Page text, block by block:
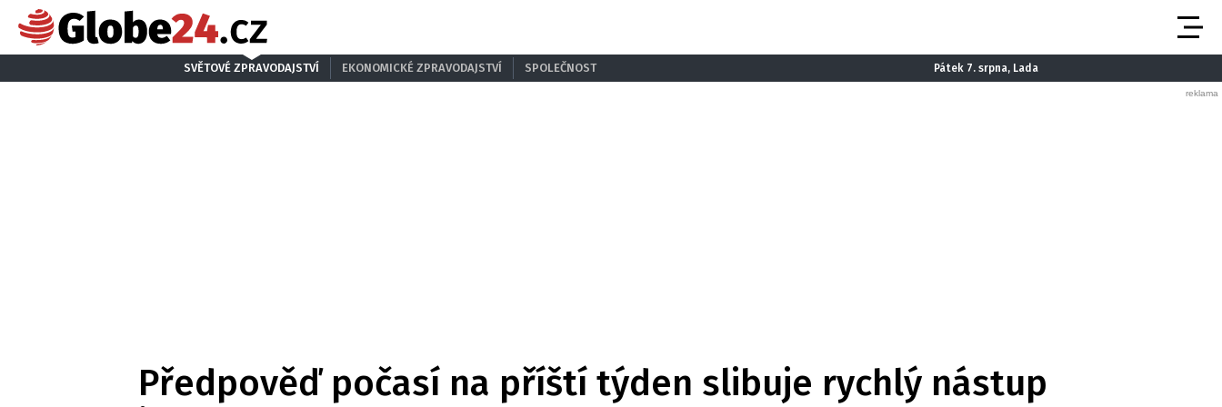
SVĚTOVÉ ZPRAVODAJSTVÍ EKONOMICKÉ ZPRAVODAJSTVÍ SPOLEČNOST Pátek 7. srpna, Lada
Předpověď počasí na příští týden slibuje rychlý nástup